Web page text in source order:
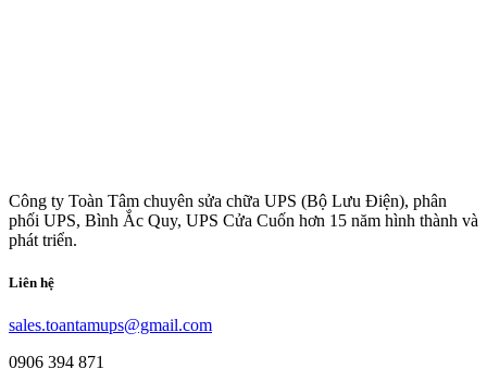
Công ty Toàn Tâm chuyên sửa chữa UPS (Bộ Lưu Điện), phân
phối UPS, Bình Ắc Quy, UPS Cửa Cuốn hơn 15 năm hình thành và
phát triển.
Liên hệ
sales.toantamups@gmail.com
0906 394 871